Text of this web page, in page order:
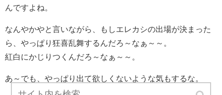
んですよね。
なんやかやと言いながら、もしエレカシの出場が決まった
ら、やっぱり狂喜乱舞するんだろ～なぁ～～。
紅白にかじりつくんだろ～なぁ～～。
あ～でも、やっぱり出て欲しくないような気もするな。